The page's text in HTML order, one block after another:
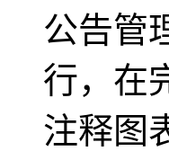
公告管
行，在
注释图